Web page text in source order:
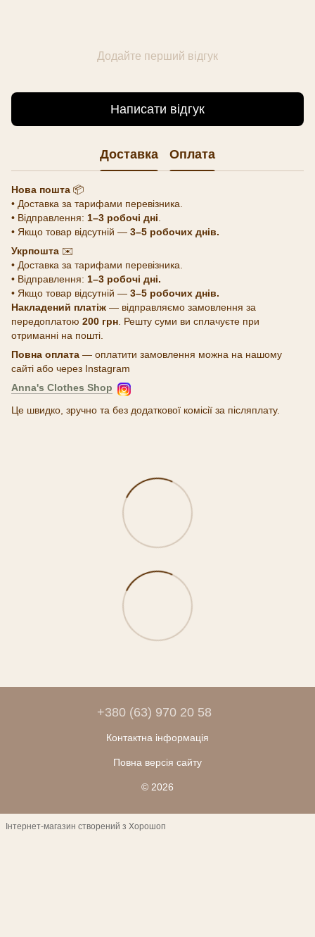
Додайте перший відгук
Написати відгук
Доставка Оплата
Нова пошта 📦
• Доставка за тарифами перевізника.
• Відправлення: 1–3 робочі дні
• Якщо товар відсутній — 3–5 робочих днів.
Укрпошта ✉️
• Доставка за тарифами перевізника.
• Відправлення: 1–3 робочі дні.
• Якщо товар відсутній — 3–5 робочих днів.
Накладений платіж — відправляємо замовлення за
передоплатою 200 грн . Решту суми ви сплачуєте при
отриманні на пошті.
Повна оплата — оплатити замовлення можна на нашому
сайті або через Instagram
Anna's Clothes Shop
Це швидко, зручно та без додаткової комісії за післяплату.
+380 (63) 970 20 58
Контактна інформація
Повна версія сайту
© 2026
Інтернет-магазин створений з Хорошоп